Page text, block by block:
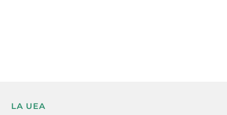
LA UEA